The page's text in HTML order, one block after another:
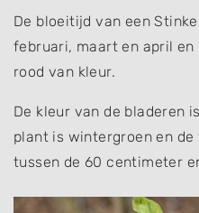
De bloeitijd van een
februari, maart en april
rood van kleur.
De kleur van de bladeren
plant is wintergroen en
tussen de 60 centimeter